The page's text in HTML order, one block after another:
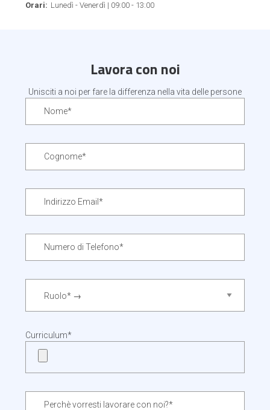
Orari: Lunedì - Venerdì | 09:00 - 13:00
Lavora con noi
Unisciti a noi per fare la differenza nella vita delle persone
Curriculum*